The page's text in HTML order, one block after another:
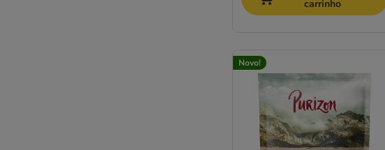
carrinho
Novo!